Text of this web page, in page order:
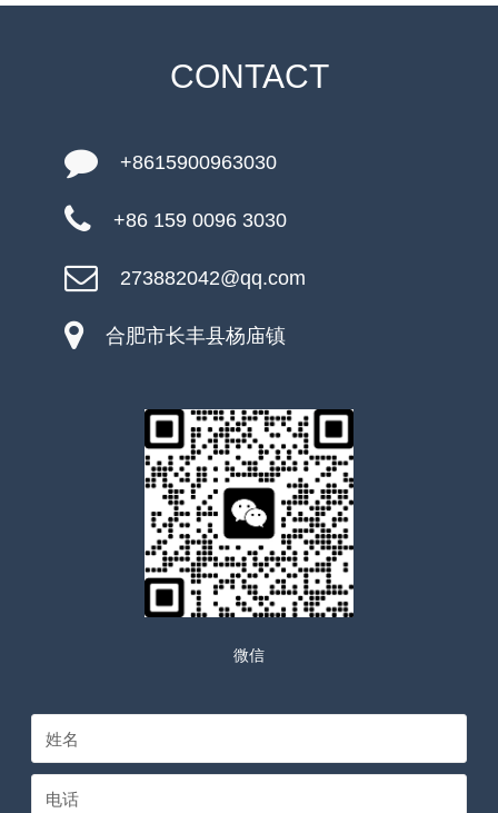
CONTACT
+8615900963030
+86 159 0096 3030
273882042@qq.com
合肥市长丰县杨庙镇
微信